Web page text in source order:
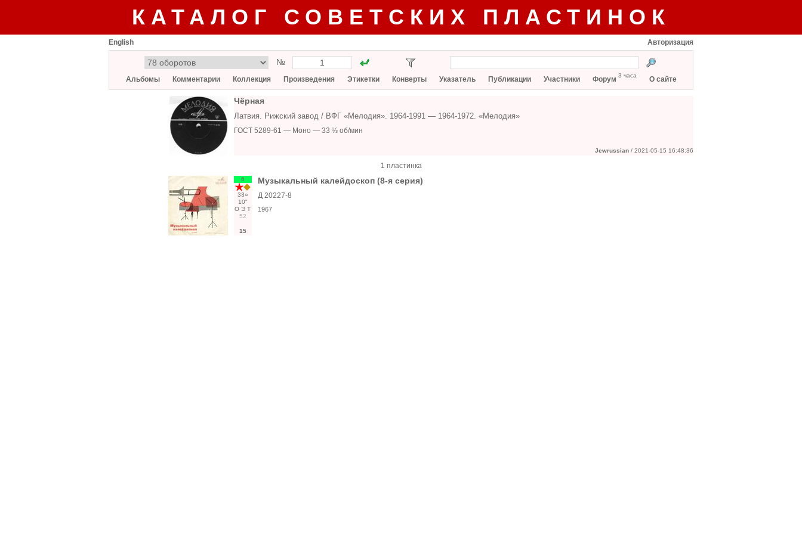
КАТАЛОГ СОВЕТСКИХ ПЛАСТИНОК
English Авторизация
№
Альбомы Комментарии Коллекция Произведения Этикетки Конверты Указатель Публикации Участники Форум 3 часа О сайте
Чёрная
Латвия. Рижский завод / ВФГ «Мелодия». 1964-1991 — 1964-1972. «Мелодия»
ГОСТ 5289-61 — Моно — 33 ⅓ об/мин
Jewrussian / 2021-05-15 16:48:36
1 пластинка
6
33○
10"
О Э Т
52
15
Музыкальный калейдоскоп (8-я серия)
Д 20227-8
1967